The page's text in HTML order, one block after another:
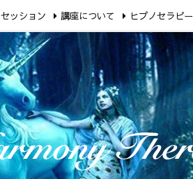
セッション 講座について ヒプノセラピー